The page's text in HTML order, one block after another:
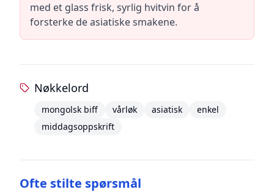
med et glass frisk, syrlig hvitvin for å
forsterke de asiatiske smakene.
Nøkkelord
mongolsk biff vårløk asiatisk
enkel
middagsoppskrift
Ofte stilte spørsmål